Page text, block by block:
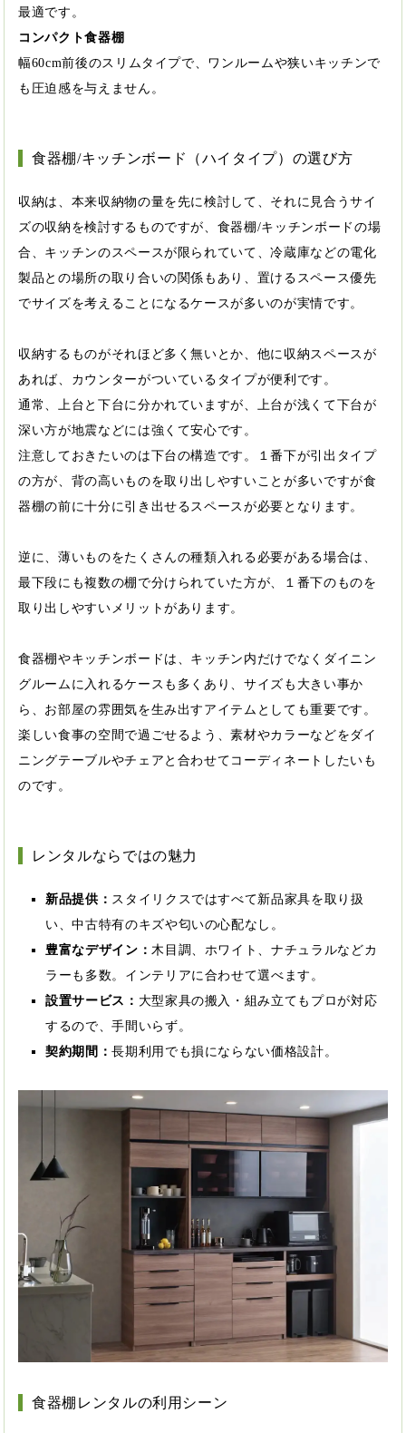
最適です。
コンパクト食器棚
幅60cm前後のスリムタイプで、ワンルームや狭いキッチンで
も圧迫感を与えません。
食器棚/キッチンボード（ハイタイプ）の選び方
収納は、本来収納物の量を先に検討して、それに見合うサイ
ズの収納を検討するものですが、食器棚/キッチンボードの場
合、キッチンのスペースが限られていて、冷蔵庫などの電化
製品との場所の取り合いの関係もあり、置けるスペース優先
でサイズを考えることになるケースが多いのが実情です。
収納するものがそれほど多く無いとか、他に収納スペースが
あれば、カウンターがついているタイプが便利です。
通常、上台と下台に分かれていますが、上台が浅くて下台が
深い方が地震などには強くて安心です。
注意しておきたいのは下台の構造です。１番下が引出タイプ
の方が、背の高いものを取り出しやすいことが多いですが食
器棚の前に十分に引き出せるスペースが必要となります。
逆に、薄いものをたくさんの種類入れる必要がある場合は、
最下段にも複数の棚で分けられていた方が、１番下のものを
取り出しやすいメリットがあります。
食器棚やキッチンボードは、キッチン内だけでなくダイニン
グルームに入れるケースも多くあり、サイズも大きい事か
ら、お部屋の雰囲気を生み出すアイテムとしても重要です。
楽しい食事の空間で過ごせるよう、素材やカラーなどをダイ
ニングテーブルやチェアと合わせてコーディネートしたいも
のです。
レンタルならではの魅力
新品提供： スタイリクスではすべて新品家具を取り扱
い、中古特有のキズや匂いの心配なし。
豊富なデザイン：木目調、ホワイト、ナチュラルなどカ
ラーも多数。インテリアに合わせて選べます。
設置サービス： 大型家具の搬入・組み立てもプロが対応
するので、手間いらず。
契約期間：長期利用でも損にならない価格設計。
食器棚レンタルの利用シーン